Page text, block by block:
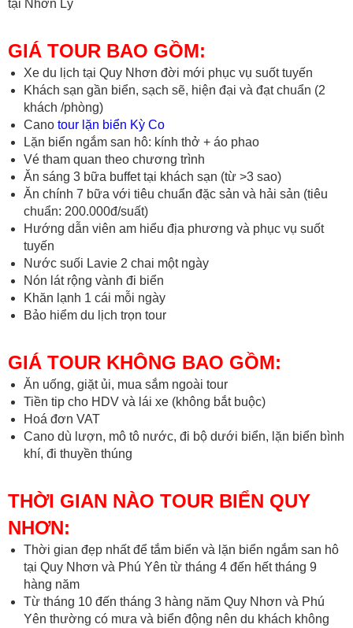
tại Nhơn Lý
GIÁ TOUR BAO GỒM:
Xe du lịch tại Quy Nhơn đời mới phục vụ suốt tuyến
Khách sạn gần biển, sạch sẽ, hiện đại và đạt chuẩn (2
khách /phòng)
Cano tour lặn biển Kỳ Co
Lặn biển ngắm san hô: kính thở + áo phao
Vé tham quan theo chương trình
Ăn sáng 3 bữa buffet tại khách sạn (từ >3 sao)
Ăn chính 7 bữa với tiêu chuẩn đặc sản và hải sản (tiêu
chuẩn: 200.000đ/suất)
Hướng dẫn viên am hiểu địa phương và phục vụ suốt
tuyến
Nước suối Lavie 2 chai một ngày
Nón lát rộng vành đi biển
Khăn lạnh 1 cái mỗi ngày
Bảo hiểm du lịch trọn tour
GIÁ TOUR KHÔNG BAO GỒM:
Ăn uống, giặt ủi, mua sắm ngoài tour
Tiền tip cho HDV và lái xe (không bắt buộc)
Hoá đơn VAT
Cano dù lượn, mô tô nước, đi bộ dưới biển, lặn biển bình
khí, đi thuyền thúng
THỜI GIAN NÀO TOUR BIỂN QUY
NHƠN:
Thời gian đẹp nhất để tắm biển và lặn biển ngắm san hô
tại Quy Nhơn và Phú Yên từ tháng 4 đến hết tháng 9
hàng năm
Từ tháng 10 đến tháng 3 hàng năm Quy Nhơn và Phú
Yên thường có mưa và biển động nên du khách không